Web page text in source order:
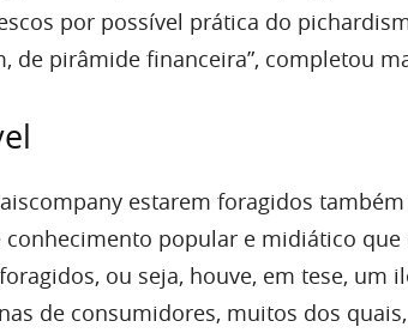
por possível prática do
de pirâmide financeira”, completou
estarem foragidos
conhecimento popular e midiático que
ou seja, houve, em tese, um
de consumidores, muitos dos